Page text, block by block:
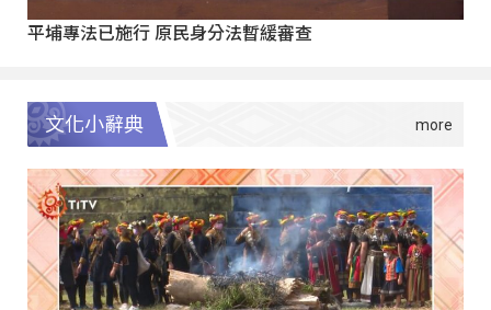
平埔專法已施行 原民身分法暫緩審查
文化小辭典